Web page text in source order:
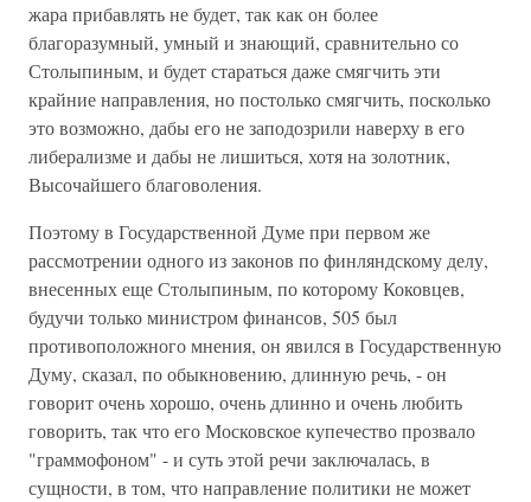
жара прибавлять не будет, так как он более
благоразумный, умный и знающий, сравнительно со
Столыпиным, и будет стараться даже смягчить эти
крайние направления, но постолько смягчить, посколько
это возможно, дабы его не заподозрили наверху в его
либерализме и дабы не лишиться, хотя на золотник,
Высочайшего благоволения.
Поэтому в Государственной Думе при первом же
рассмотрении одного из законов по финляндскому делу,
внесенных еще Столыпиным, по которому Коковцев,
будучи только министром финансов, 505 был
противоположного мнения, он явился в Государственную
Думу, сказал, по обыкновению, длинную речь, - он
говорит очень хорошо, очень длинно и очень любить
говорить, так что его Московское купечество прозвало
"граммофоном" - и суть этой речи заключалась, в
сущности, в том, что направление политики не может